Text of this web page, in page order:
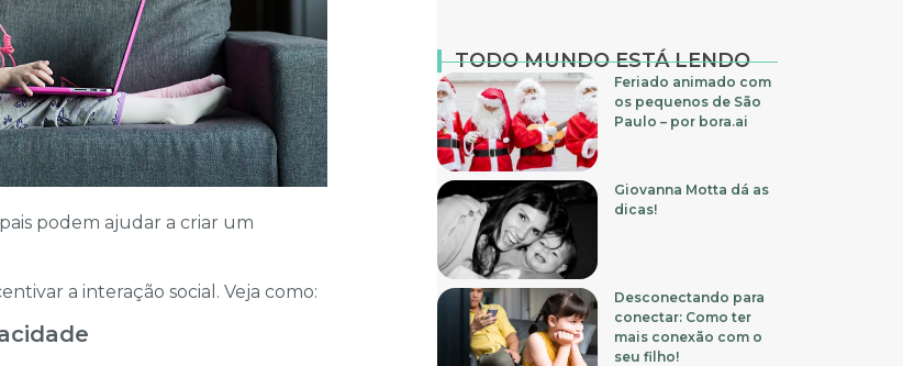
podem ajudar a criar um
a interação social. Veja como:
TODO MUNDO ESTÁ LENDO
Feriado animado com
os pequenos de São
Paulo – por bora.ai
Giovanna Motta dá as
dicas!
Desconectando para
conectar: Como ter
mais conexão com o
seu filho!